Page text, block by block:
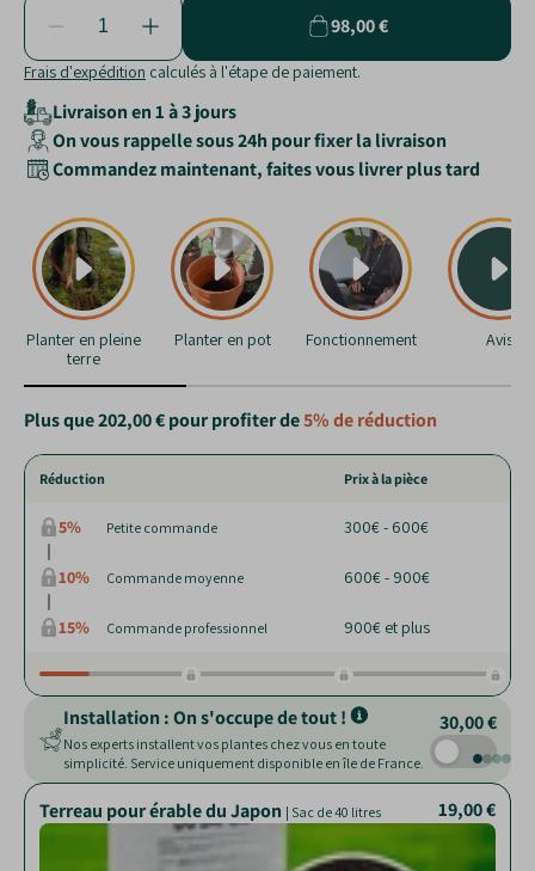
98,00 €
Frais d'expédition calculés à l'étape de paiement.
Livraison en 1 à 3 jours
On vous rappelle sous 24h pour fixer la livraison
Commandez maintenant, faites vous livrer plus tard
Planter en pleine
terre
Planter en pot Fonctionnement Avis
Plus que202,00 €pour profiter de5%de réduction
Réduction Prix à la pièce
5% Petite commande 300€ - 600€
10% Commande moyenne 600€ - 900€
15% Commande professionnel 900€ et plus
Installation : On s'occupe de tout !
Nos experts installent vos plantes chez vous en toute
simplicité. Service uniquement disponible en île de France.
30,00 €
Terreau pour érable du Japon | Sac de 40 litres 19,00 €
Paillage de chanvre| Sac de 250 L 28,00 €
Billes d'argile| Sac de 10 L et 45 L 10,00 €
| 28,00 €